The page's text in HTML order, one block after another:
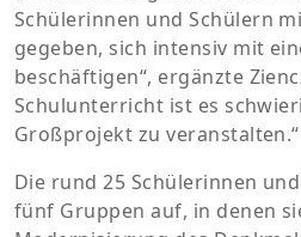
Schülerinnen und Schülern
gegeben, sich intensiv mit
beschäftigen“, ergänzte
Schulunterricht ist es
Großprojekt zu veranstalten.“
Die rund 25 Schülerinnen
fünf Gruppen auf, in denen